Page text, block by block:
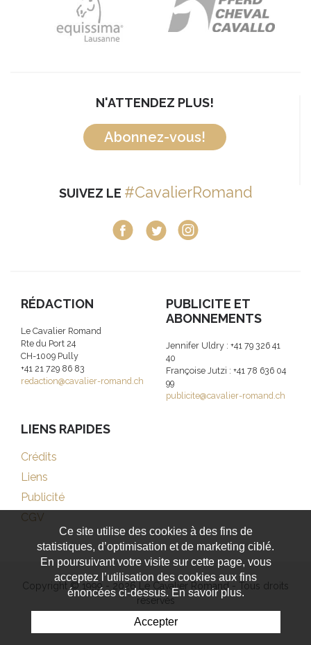
N'ATTENDEZ PLUS!
Abonnez-vous!
SUIVEZ LE #CavalierRomand
RÉDACTION
Le Cavalier Romand
Rte du Port 24
CH-1009 Pully
+41 21 729 86 83
redaction@cavalier-romand.ch
PUBLICITE ET
ABONNEMENTS
Jennifer Uldry : +41 79 326 41
40
Françoise Jutzi : +41 78 636 04
99
publicite@cavalier-romand.ch
LIENS RAPIDES
Crédits
Liens
Publicité
CGV
Copyright © 1999 - 2026 Le Cavalier Romand - Tous droits
réservés
-Generated with IceCube2.Net
Ce site utilise des cookies à des fins de
statistiques, d’optimisation et de marketing ciblé.
En poursuivant votre visite sur cette page, vous
acceptez l’utilisation des cookies aux fins
énoncées ci-dessus. En savoir plus.
Accepter